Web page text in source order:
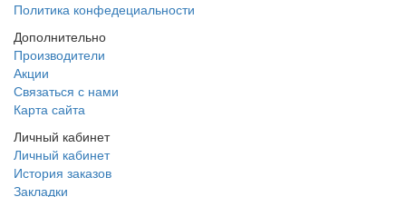
Политика конфедециальности
Дополнительно
Производители
Акции
Связаться с нами
Карта сайта
Личный кабинет
Личный кабинет
История заказов
Закладки